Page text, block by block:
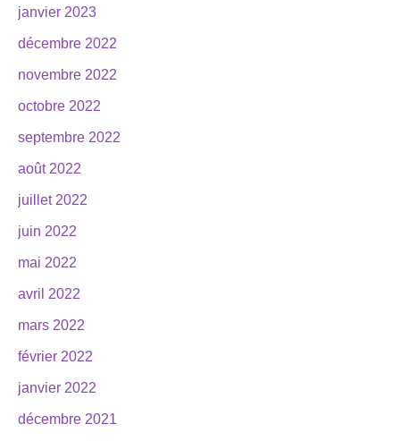
janvier 2023
décembre 2022
novembre 2022
octobre 2022
septembre 2022
août 2022
juillet 2022
juin 2022
mai 2022
avril 2022
mars 2022
février 2022
janvier 2022
décembre 2021